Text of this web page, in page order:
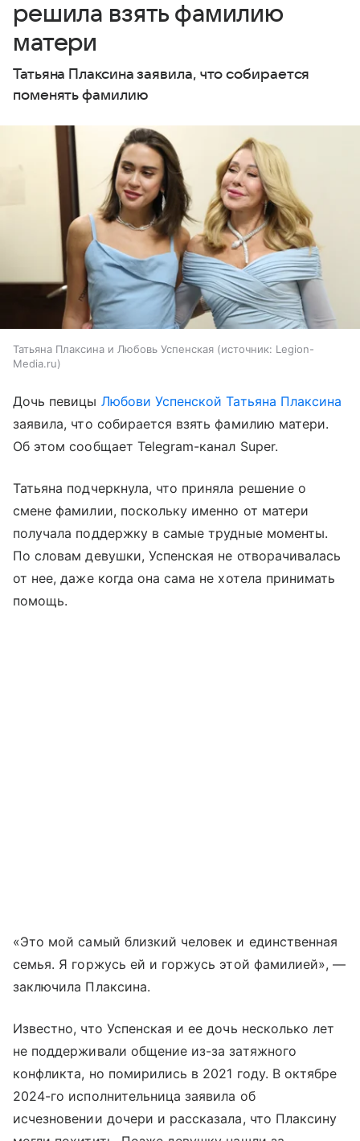
решила взять фамилию
матери
Татьяна Плаксина заявила, что собирается
поменять фамилию
Татьяна Плаксина и Любовь Успенская источник: Legion-
Media.ru
Дочь певицы Любови Успенской Татьяна Плаксина
заявила, что собирается взять фамилию матери.
Об этом сообщает Telegram-канал Super.
Татьяна подчеркнула, что приняла решение о
смене фамилии, поскольку именно от матери
получала поддержку в самые трудные моменты.
По словам девушки, Успенская не отворачивалась
от нее, даже когда она сама не хотела принимать
помощь.
«Это мой самый близкий человек и единственная
семья. Я горжусь ей и горжусь этой фамилией», —
заключила Плаксина.
Известно, что Успенская и ее дочь несколько лет
не поддерживали общение из-за затяжного
конфликта, но помирились в 2021 году. В октябре
2024-го исполнительница заявила об
исчезновении дочери и рассказала, что Плаксину